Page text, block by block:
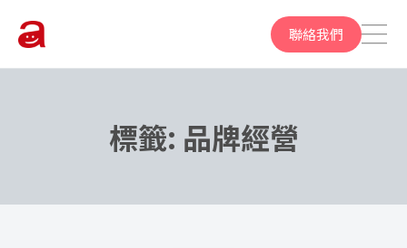
聯絡我們
標籤: 品牌經營